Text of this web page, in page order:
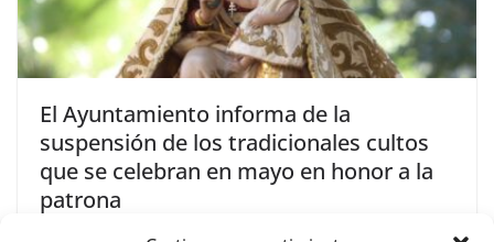
El Ayuntamiento informa de la
suspensión de los tradicionales cultos
que se celebran en mayo en honor a la
patrona